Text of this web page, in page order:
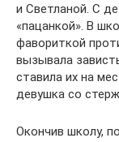
и Светланой. С
«пацанкой». В
фавориткой
вызывала
ставила их на
девушка со
Окончив школу,